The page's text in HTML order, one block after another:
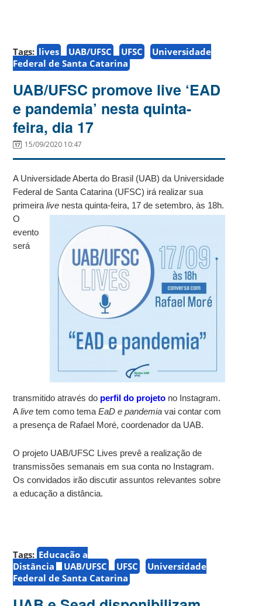
Tags: lives UAB/UFSC UFSC
Universidade
Federal de Santa Catarina
UAB/UFSC promove live ‘EAD
e pandemia’ nesta quinta-
feira, dia 17
15/09/2020 10:47
A Universidade Aberta do Brasil (UAB) da Universidade
Federal de Santa Catarina (UFSC) irá realizar sua
primeiralive nesta quinta-feira, 17 de setembro, às 18h.
O
evento
será
transmitido através do perfil do projeto no Instagram.
Alive tem como temaEaD e pandemia vai contar com
a presença de Rafael Moré, coordenador da UAB.
O projeto UAB/UFSC Lives prevê a realização de
transmissões semanais em sua conta no Instagram.
Os convidados irão discutir assuntos relevantes sobre
a educação a distância.
Tags: Educação a
Distância
UAB/UFSC UFSC
Universidade
Federal de Santa Catarina